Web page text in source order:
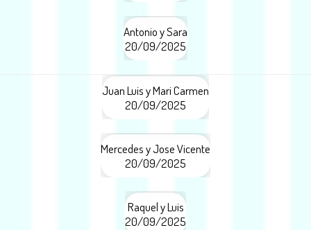
Antonio y Sara
20/09/2025
Juan Luis y Mari Carmen
20/09/2025
Mercedes y Jose Vicente
20/09/2025
Raquel y Luis
20/09/2025